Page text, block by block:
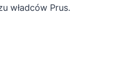
władców Prus.